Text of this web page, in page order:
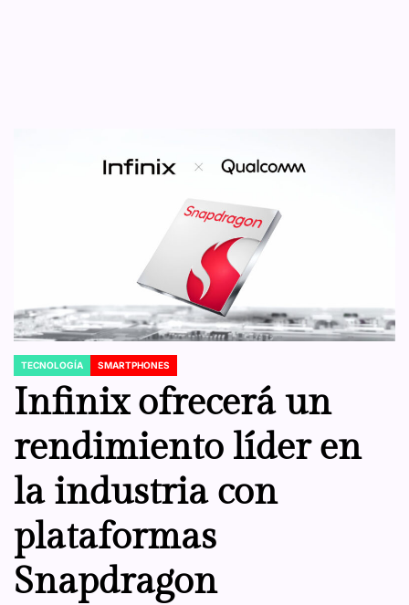
POSTED
IN
TECNOLOGÍA SMARTPHONES
Infinix ofrecerá un
rendimiento líder en
la industria con
plataformas
Snapdragon